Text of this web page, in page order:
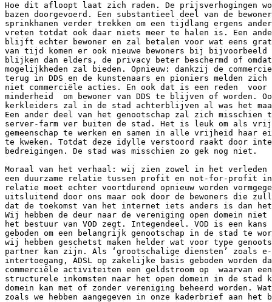
Hoe dit afloopt laat zich raden. De prijsverhogingen
bazen doorgevoerd. Een substantieel deel van de
sprinkhanen verder trekken om een tijdlang ergens
vreten totdat ook daar niets meer te halen is. Een
blijft echter bewoner en zal betalen voor wat eens
van tijd komen er ook nieuwe bewoners bij
blijken dan elders, de privacy beter beschermd of omdat
mogelijkheden zal bieden. Opnieuw: dankzij de
terug in DDS en de kunstenaars en pioniers melden
niet commerciële acties. En ook dat is een reden
minderheid  om bewoner van DDS te blijven of worden.
kerkleiders zal in de stad achterblijven al was het
Een ander deel van het genootschap zal zich
server-farm ver buiten de stad. Het is leuk om als
gemeenschap te werken en samen in alle vrijheid haar
te kweken. Totdat deze idylle verstoord raakt door
bedreigingen. De stad was misschien zo gek nog niet.
Moraal van het verhaal: wij zien zowel in het
een duurzame relatie tussen profit en not-for-profit in
relatie moet echter voortdurend opnieuw worden
uitsluitend door ons maar ook door de bewoners die
dat de toekomst van het internet iets anders is dan
Wij hebben de deur naar de vereniging open domein
het bestuur van VOD zegt. Integendeel. VOD is een
geboden om een belangrijk genootschap in de stad te
wij hebben geschetst maken helder wat voor type
partner kan zijn. Als ‘grootschalige diensten’ zoals e-
intertoegang, ADSL op zakelijke basis geboden worden
commerciële activiteiten een geldstroom op  waarvan
structurele inkomsten naar het open domein in de stad
domein kan met of zonder vereniging beheerd worden.
zoals we hebben aangegeven in onze kaderbrief aan het